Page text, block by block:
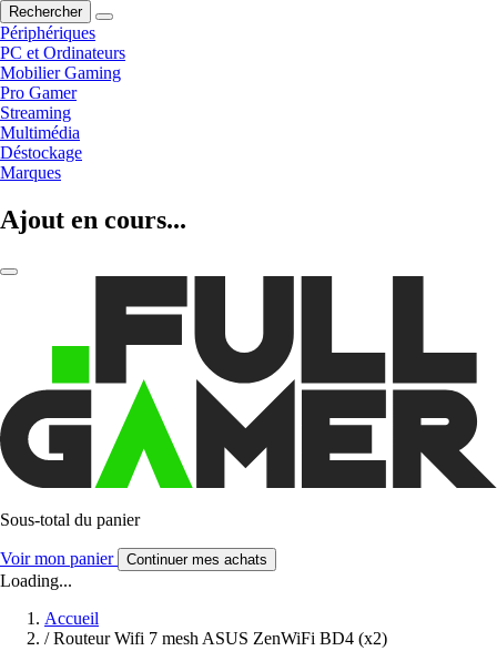
Rechercher
Périphériques
PC et Ordinateurs
Mobilier Gaming
Pro Gamer
Streaming
Multimédia
Déstockage
Marques
Ajout en cours...
Sous-total du panier
Voir mon panier Continuer mes achats
Loading...
Accueil
/ Routeur Wifi 7 mesh ASUS ZenWiFi BD4 (x2)